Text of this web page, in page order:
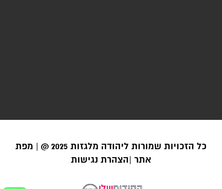
כל הזכויות שמורות ליהודה מלגזות 2025 @ |
מפת
אתר |הצהרת נגישות